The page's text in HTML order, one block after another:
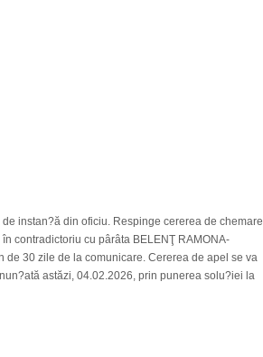
instan?ă din oficiu. Respinge cererea de chemare
contradictoriu cu pârâta BELENŢ RAMONA-
de 30 zile de la comunicare. Cererea de apel se va
astăzi, 04.02.2026, prin punerea solu?iei la